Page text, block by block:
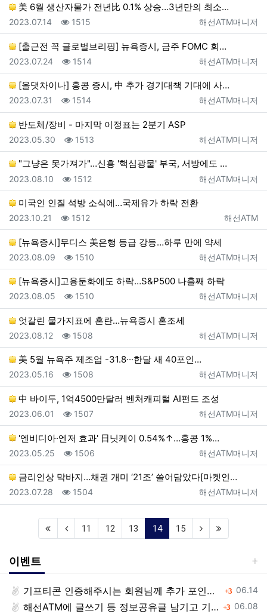
美 6월 생산자물가 전년比 0.1% 상승…3년만의 최소…
등록자
해선ATM매니저
등록일
2023.07.14 조회
1515
[출근전 꼭 글로벌브리핑] 뉴욕증시, 금주 FOMC 회…
등록자
해선ATM매니저
등록일
2023.07.24 조회
1514
[올댓차이나] 홍콩 증시, 中 추가 경기대책 기대에 사…
등록자
해선ATM매니저
등록일
2023.07.31 조회
1514
반도체/장비 - 마지막 이정표는 2분기 ASP
등록자
해선ATM매니저
등록일
2023.05.30 조회
1513
"그냥은 못가져가"…신흥 '핵심광물' 부국, 서방에도 …
등록자
해선ATM매니저
등록일
2023.08.10 조회
1512
미국인 인질 석방 소식에…국제유가 하락 전환
등록자
해선ATM
등록일
2023.10.21 조회
1512
[뉴욕증시]무디스 美은행 등급 강등…하루 만에 약세
등록자
해선ATM매니저
등록일
2023.08.09 조회
1510
[뉴욕증시]고용둔화에도 하락…S&P500 나흘째 하락
등록자
해선ATM매니저
등록일
2023.08.05 조회
1510
엇갈린 물가지표에 혼란…뉴욕증시 혼조세
등록자
해선ATM매니저
등록일
2023.08.12 조회
1508
美 5월 뉴욕주 제조업 -31.8···한달 새 40포인…
등록자
해선ATM매니저
등록일
2023.05.16 조회
1508
中 바이두, 1억4500만달러 벤처캐피털 AI펀드 조성
등록자
해선ATM매니저
등록일
2023.06.01 조회
1507
'엔비디아·엔저 효과' 日닛케이 0.54%↑…홍콩 1%…
등록자
해선ATM매니저
등록일
2023.05.25 조회
1506
금리인상 막바지…채권 개미 ‘21조’ 쓸어담았다[마켓인…
등록자
해선ATM매니저
등록일
2023.07.28 조회
1504
11 12 13 14(current)
15
이벤트
등록일
06.14
기프티콘 인증해주시는 회원님께 추가 포인트 쏩니다!! 3댓글
등록일
06.08
해선ATM에 글쓰기 등 정보공유글 남기고 기프티콘 받자! 3댓글